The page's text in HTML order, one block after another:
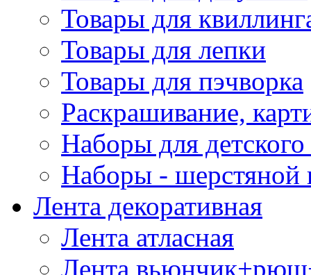
Товары для
Товары для лепки
Товары для пэчворка
Раскрашивание,
Наборы для
Наборы - шерстяной
Лента декоративная
Лента атласная
Лента